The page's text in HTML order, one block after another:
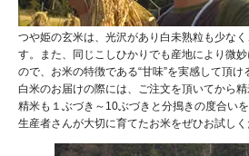
つや姫の玄米は、光沢があり白未熟粒も少な
す。また、同じこしひかりでも産地により微
ので、お米の特徴である“甘味”を実感して頂け
白米のお届けの際には、ご注文を頂いてから精
精米も１ぶづき～10ぶづきと分搗きの度合いを
生産者さんが大切に育てたお米をぜひお試しく